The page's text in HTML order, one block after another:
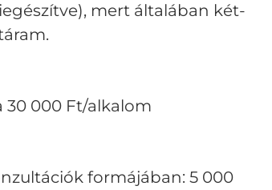
mert általában két-
30 000 Ft/alkalom
formájában: 5 000